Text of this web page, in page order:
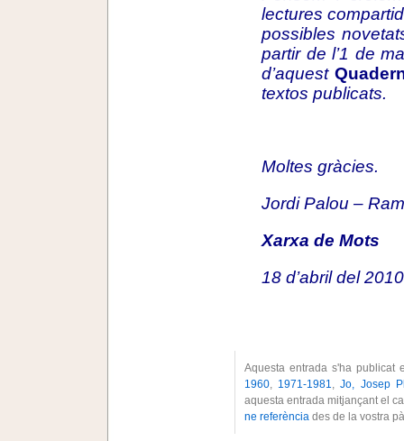
lectures
possibles
partir de l’1 de
d’aquest
textos publicats.
Moltes gràcies.
Jordi Palou –
Xarxa de Mots
18 d’abril del 2010
Aquesta entrada s'ha
1960, 1971-1981,Jo, Josep
aquesta entrada mitjançant el
ne referència des de la vostra